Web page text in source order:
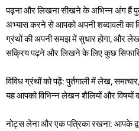
पढ़ना और लिखना सीखने के अभिन्न अंग हैं
अभ्यास करने से आपको अपनी शब्दावली का
ग्रंथों की अपनी समझ में सुधार होगा, और
सक्रिय पढ़ने और लिखने के लिए कुछ
विविध ग्रंथों को पढ़ें: पुर्तगाली में लेख,
यह आपको विभिन्न लेखन शैलियों और
नोट्स लेना और एक पत्रिका रखना: आपके